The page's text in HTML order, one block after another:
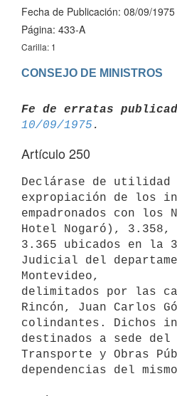
Fecha de Publicación: 08/09/1975
Página: 433-A
Carilla: 1
CONSEJO DE MINISTROS
Fe de erratas
10/09/1975
Artículo 250
Declárase de
expropiación de los
empadronados con los
Hotel Nogaró),
3.365 ubicados en la
Judicial del
Montevideo,
delimitados por las
Rincón, Juan Carlos
colindantes. Dichos
destinados a sede
Transporte y Obras
dependencias del